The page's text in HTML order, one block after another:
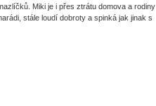
Miki je i přes ztrátu domova a rodiny
stále loudí dobroty a spinká jak jinak s